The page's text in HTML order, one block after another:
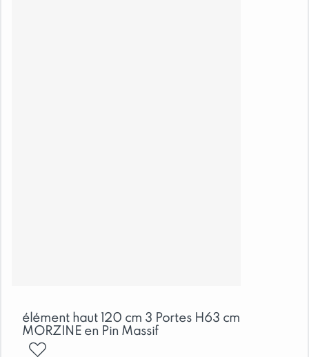
élément haut 120 cm 3 Portes H63 cm
MORZINE en Pin Massif
ajouter